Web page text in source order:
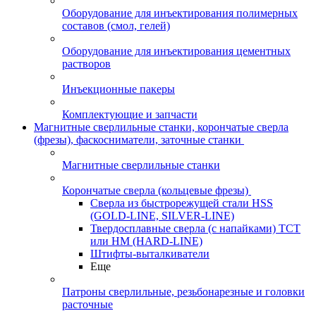
Оборудование для инъектирования полимерных
составов (смол, гелей)
Оборудование для инъектирования цементных
растворов
Инъекционные пакеры
Комплектующие и запчасти
Магнитные сверлильные станки, корончатые сверла
(фрезы), фаскосниматели, заточные станки
Магнитные сверлильные станки
Корончатые сверла (кольцевые фрезы)
Сверла из быстрорежущей стали HSS
(GOLD-LINE, SILVER-LINE)
Твердосплавные сверла (с напайками) ТСТ
или HM (HARD-LINE)
Штифты-выталкиватели
Еще
Патроны сверлильные, резьбонарезные и головки
расточные